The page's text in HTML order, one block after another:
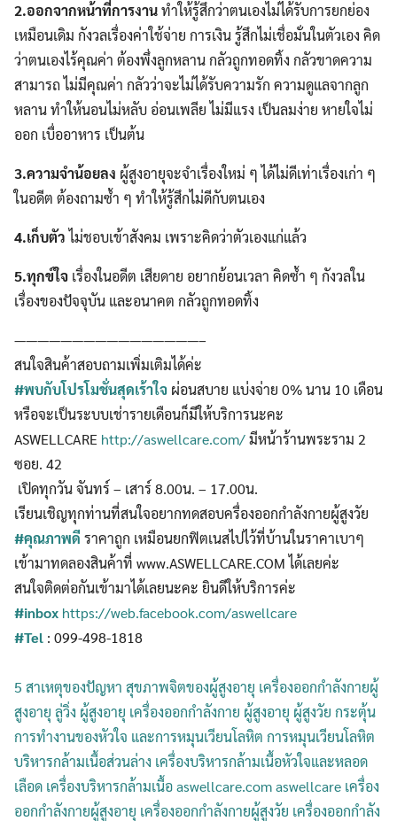
2.ออกจากหน้าที่การงานทำให้รู้สึกว่าตนเองไม่ได้รับการยกย่อง
เหมือนเดิม กังวลเรื่องค่าใช้จ่าย การเงิน รู้สึกไม่เชื่อมั่นในตัวเอง คิด
ว่าตนเองไร้คุณค่า ต้องพึ่งลูกหลาน กลัวถูกทอดทิ้ง กลัวขาดความ
สามารถ ไม่มีคุณค่า กลัวว่าจะไม่ได้รับความรัก ความดูแลจากลูก
หลาน ทำให้นอนไม่หลับ อ่อนเพลีย ไม่มีแรง เป็นลมง่าย หายใจไม่
ออก เบื่ออาหาร เป็นต้น
3.ความจำน้อยลง ผู้สูงอายุจะจำเรื่องใหม่ ๆ ได้ไม่ดีเท่าเรื่องเก่า ๆ
ในอดีต ต้องถามซ้ำ ๆ ทำให้รู้สึกไม่ดีกับตนเอง
4.เก็บตัวไม่ชอบเข้าสังคม เพราะคิดว่าตัวเองแก่แล้ว
5.ทุกข์ใจ เรื่องในอดีต เสียดาย อยากย้อนเวลา คิดซ้ำ ๆ กังวลใน
เรื่องของปัจจุบัน และอนาคต กลัวถูกทอดทิ้ง
————————————————–
สนใจสินค้าสอบถามเพิ่มเติมได้ค่ะ
#พบกับโปรโมชั่นสุดเร้าใจ ผ่อนสบาย แบ่งจ่าย 0% นาน 10 เดือน
หรือจะเป็นระบบเช่ารายเดือนก็มีให้บริการนะคะ
ASWELLCARE http://aswellcare.com/มีหน้าร้านพระราม 2
ซอย. 42
เปิดทุกวัน จันทร์ – เสาร์ 8.00น. – 17.00น.
เรียนเชิญทุกท่านที่สนใจอยากทดสอบครื่องออกกำลังกายผู้สูงวัย
#คุณภาพดี ราคาถูก เหมือนยกฟิตเนสไปไว้ที่บ้านในราคาเบาๆ
เข้ามาทดลองสินค้าที่ www.ASWELLCARE.COM ได้เลยค่ะ
สนใจติดต่อกันเข้ามาได้เลยนะคะ ยินดีให้บริการค่ะ
#inbox https://web.facebook.com/aswellcare
#Tel : 099-498-1818
5 สาเหตุของปัญหา สุขภาพจิตของผู้สูงอายุ เครื่องออกกำลังกายผู้
สูงอายุ ลู่วิ่ง ผู้สูงอายุ เครื่องออกกำลังกาย ผู้สูงอายุ ผู้สูงวัย กระตุ้น
การทำงานของหัวใจ และการหมุนเวียนโลหิต การหมุนเวียนโลหิต
บริหารกล้ามเนื้อส่วนล่าง เครื่องบริหารกล้ามเนื้อหัวใจและหลอด
เลือด เครื่องบริหารกล้ามเนื้อaswellcare.com aswellcare เครื่อง
ออกกำลังกายผู้สูงอายุ เครื่องออกกำลังกายผู้สูงวัย เครื่องออกกำลัง